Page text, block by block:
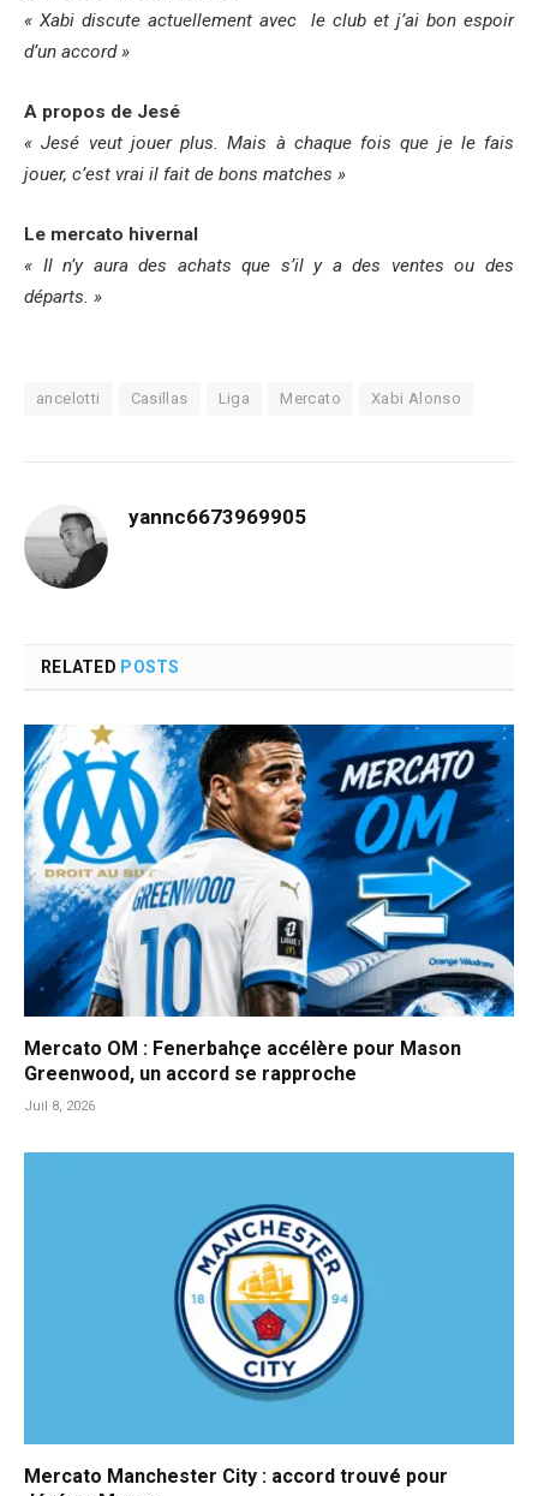
« Xabi discute actuellement avec le club et j’ai bon espoir
d’un accord »
A propos de Jesé
« Jesé veut jouer plus. Mais à chaque fois que je le fais
jouer, c’est vrai il fait de bons matches »
Le mercato hivernal
« Il n’y aura des achats que s’il y a des ventes ou des
départs. »
ancelotti Casillas Liga Mercato Xabi Alonso
yannc6673969905
RELATED POSTS
Mercato OM : Fenerbahçe accélère pour Mason
Greenwood, un accord se rapproche
Juil 8, 2026
Mercato Manchester City : accord trouvé pour